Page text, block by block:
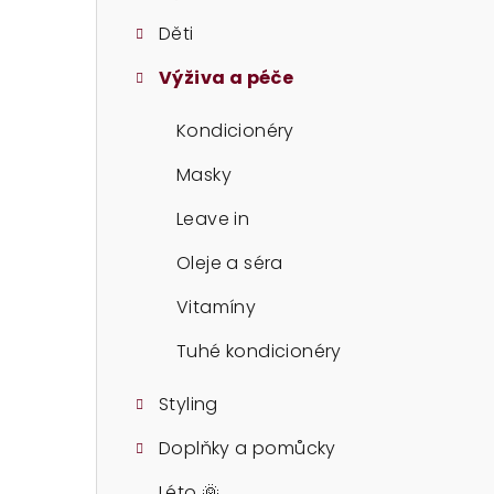
Děti
Výživa a péče
Kondicionéry
Masky
Leave in
Oleje a séra
Vitamíny
Tuhé kondicionéry
Styling
Doplňky a pomůcky